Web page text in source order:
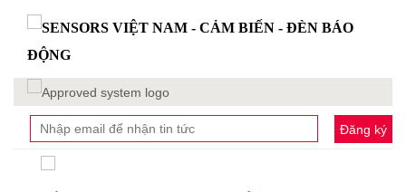
Đăng ký